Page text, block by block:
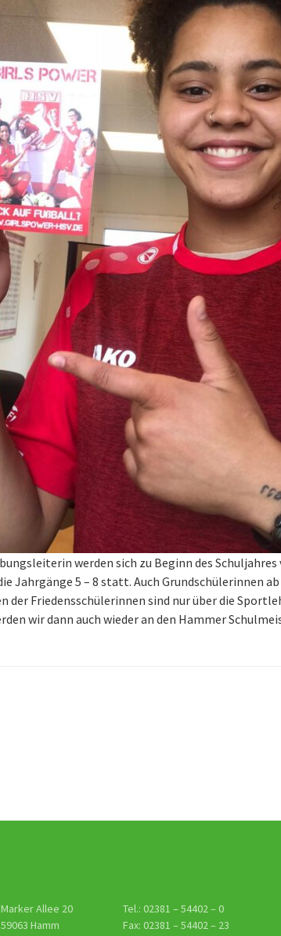
werden sich zu Beginn des
Jahrgänge 5 – 8 statt. Auch Grundschülerinnen
der Friedensschülerinnen sind nur über die
wir dann auch wieder an den Hammer
Marker Allee 20
59063 Hamm
Tel.: 02381 – 54402 – 0
Fax: 02381 – 54402 – 23